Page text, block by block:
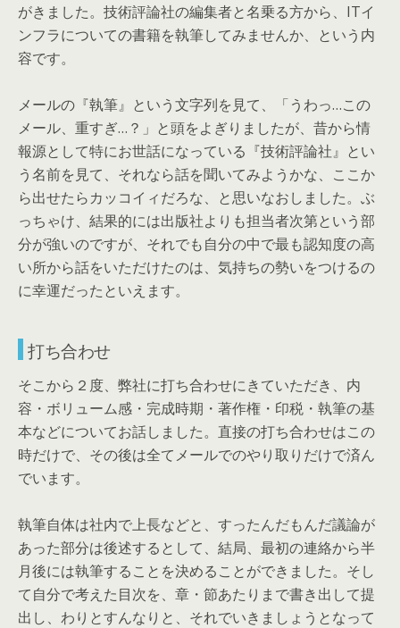
がきました。技術評論社の編集者と名乗る方から、ITイ
ンフラについての書籍を執筆してみませんか、という内
容です。
メールの『執筆』という文字列を見て、「うわっ…この
メール、重すぎ…？」と頭をよぎりましたが、昔から情
報源として特にお世話になっている『技術評論社』とい
う名前を見て、それなら話を聞いてみようかな、ここか
ら出せたらカッコイィだろな、と思いなおしました。ぶ
っちゃけ、結果的には出版社よりも担当者次第という部
分が強いのですが、それでも自分の中で最も認知度の高
い所から話をいただけたのは、気持ちの勢いをつけるの
に幸運だったといえます。
打ち合わせ
そこから２度、弊社に打ち合わせにきていただき、内
容・ボリューム感・完成時期・著作権・印税・執筆の基
本などについてお話しました。直接の打ち合わせはこの
時だけで、その後は全てメールでのやり取りだけで済ん
でいます。
執筆自体は社内で上長などと、すったんだもんだ議論が
あった部分は後述するとして、結局、最初の連絡から半
月後には執筆することを決めることができました。そし
て自分で考えた目次を、章・節あたりまで書き出して提
出し、わりとすんなりと、それでいきましょうとなって